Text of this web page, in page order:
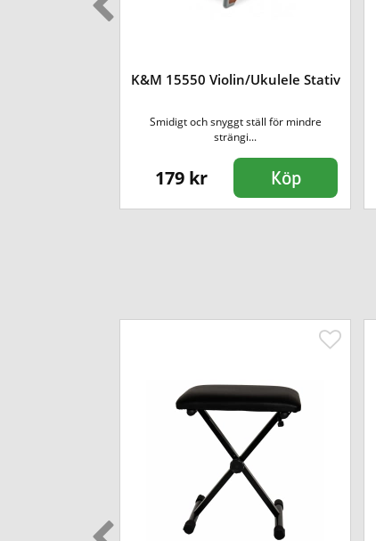
K&M 15550 Violin/Ukulele Stativ
Smidigt och snyggt ställ för mindre
strängi...
179 kr Köp